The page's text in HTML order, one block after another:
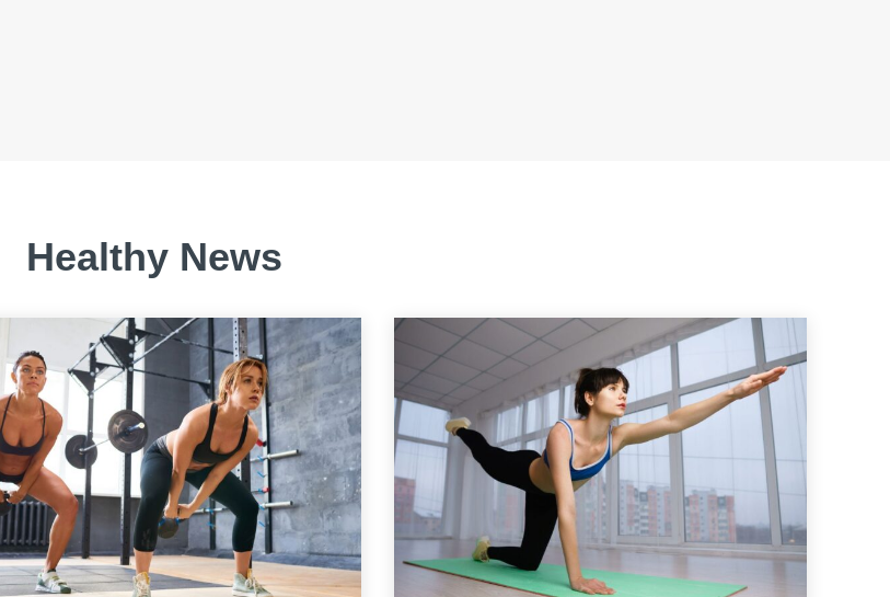
Διαιτολόγο,
Αναζήτηση
Διαιτολόγο,
Αναζήτηση
Healthy News